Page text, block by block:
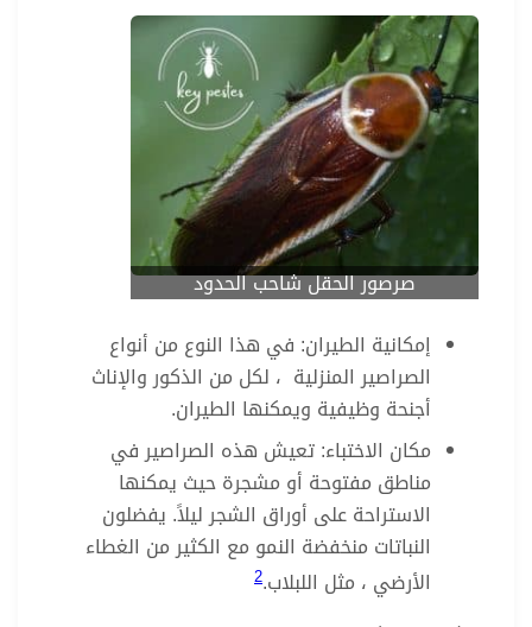
صرصور الحقل شاحب الحدود
إمكانية الطيران: في هذا النوع من أنواع
الصراصير المنزلية ، لكل من الذكور والإناث
أجنحة وظيفية ويمكنها الطيران.
مكان الاختباء: تعيش هذه الصراصير في
مناطق مفتوحة أو مشجرة حيث يمكنها
الاستراحة على أوراق الشجر ليلاً. يفضلون
النباتات منخفضة النمو مع الكثير من الغطاء
الأرضي ، مثل اللبلاب.2